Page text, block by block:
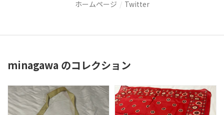
ホームページ Twitter
minagawa のコレクション